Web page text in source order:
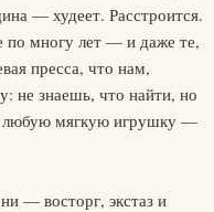
— худеет. Расстроится.
по многу лет — и даже те,
пресса, что нам,
не знаешь, что найти, но
любую мягкую игрушку —
— восторг, экстаз и